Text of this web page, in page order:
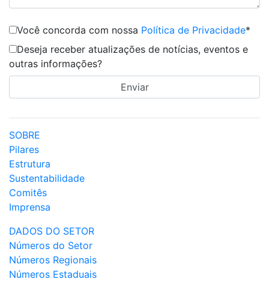
Você concorda com nossa Política de Privacidade*
Deseja receber atualizações de notícias, eventos e
outras informações?
SOBRE
Pilares
Estrutura
Sustentabilidade
Comitês
Imprensa
DADOS DO SETOR
Números do Setor
Números Regionais
Números Estaduais